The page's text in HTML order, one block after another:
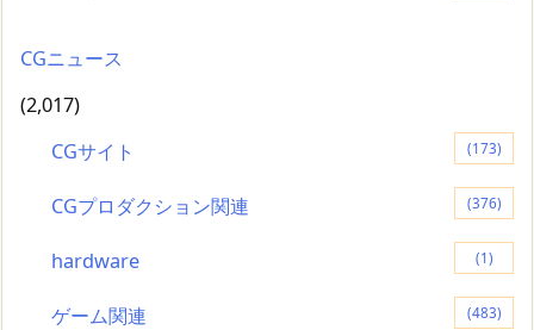
CGニュース
(2,017)
CGサイト
(173)
CGプロダクション関連 (376)
hardware (1)
ゲーム関連 (483)